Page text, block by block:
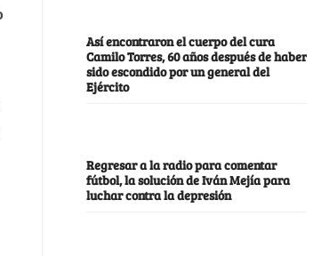
Así encontraron el cuerpo del cura
Camilo Torres, 60 años después de haber
sido escondido por un general del
Ejército
Regresar a la radio para comentar
fútbol, la solución de Iván Mejía para
luchar contra la depresión